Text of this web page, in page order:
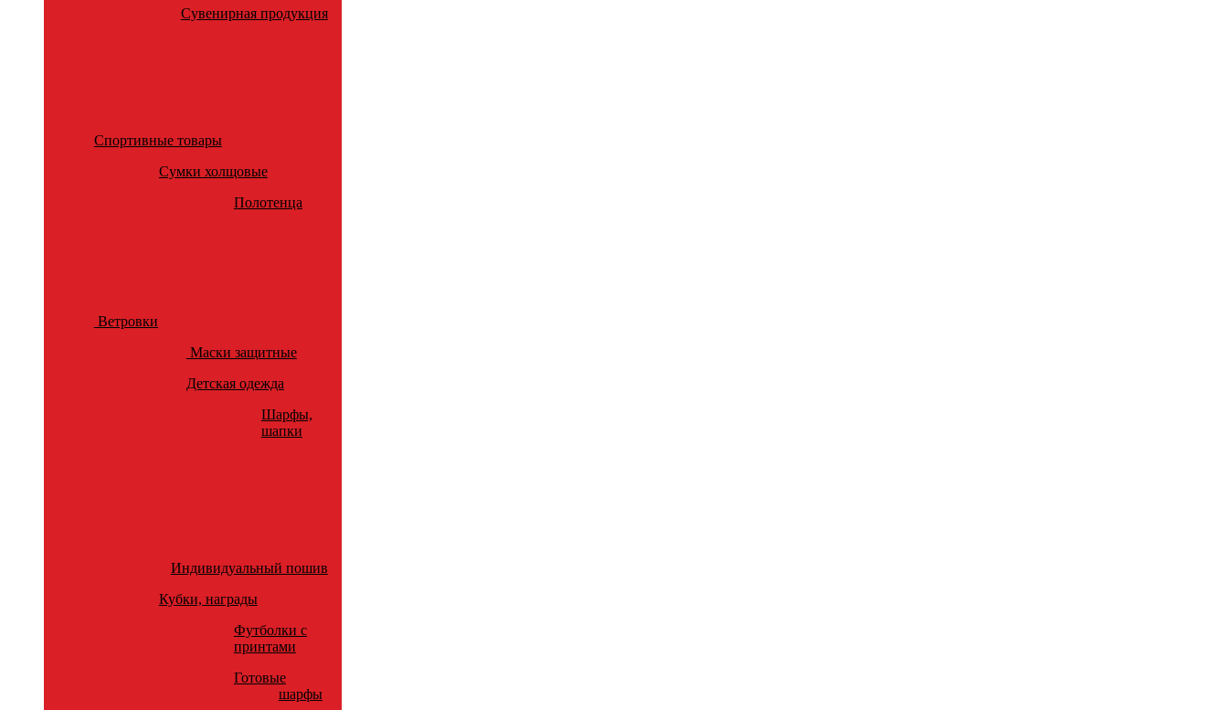
Сувенирная продукция
Спортивные товары
Сумки холщовые
Полотенца
Ветровки
Маски защитные
Детская одежда
Шарфы,
шапки
Индивидуальный пошив
Кубки, награды
Футболки с
принтами
Готовые
шарфы